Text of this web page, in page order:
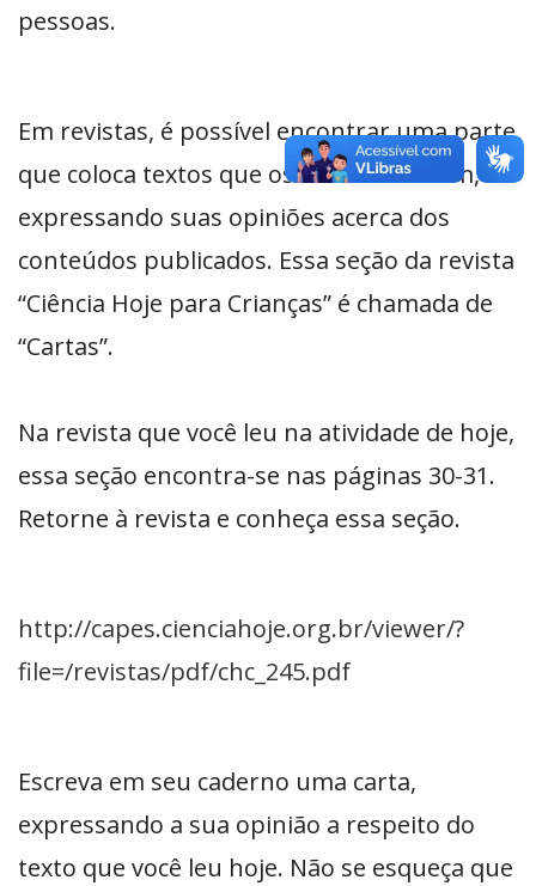
pessoas.
Em revistas, é possível encontrar uma parte
que coloca textos que os leitores enviam,
expressando suas opiniões acerca dos
conteúdos publicados. Essa seção da revista
“Ciência Hoje para Crianças” é chamada de
“Cartas”.
Na revista que você leu na atividade de hoje,
essa seção encontra-se nas páginas 30-31.
Retorne à revista e conheça essa seção.
http://capes.cienciahoje.org.br/viewer/?
file=/revistas/pdf/chc_245.pdf
Escreva em seu caderno uma carta,
expressando a sua opinião a respeito do
texto que você leu hoje. Não se esqueça que